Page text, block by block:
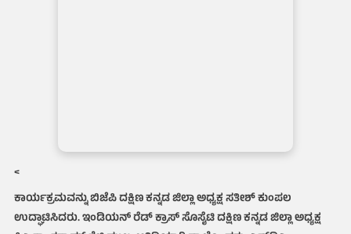
<
ಕಾರ್ಯಕ್ರಮವನ್ನು ಬಿಜೆಪಿ ದಕ್ಷಿಣ ಕನ್ನಡ ಜಿಲ್ಲಾ ಅಧ್ಯಕ್ಷ ಸತೀಶ್ ಕುಂಪಲ
ಉದ್ಘಾಟಿಸಿದರು. ಇಂಡಿಯನ್ ರೆಡ್ ಕ್ರಾಸ್ ಸೊಸೈಟಿ ದಕ್ಷಿಣ ಕನ್ನಡ ಜಿಲ್ಲಾ ಅಧ್ಯಕ್ಷ